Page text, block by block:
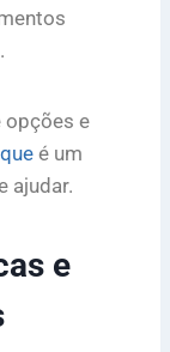
opções e
é um
ajudar.
e